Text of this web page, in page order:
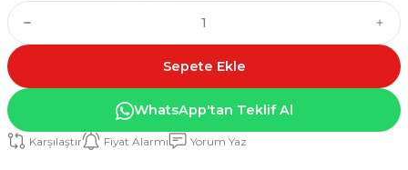
Sepete Ekle
WhatsApp'tan Teklif Al
Karşılaştır Fiyat Alarmı Yorum Yaz